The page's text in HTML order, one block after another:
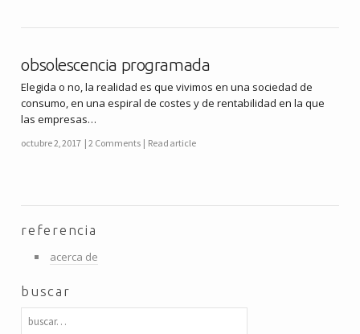
obsolescencia programada
Elegida o no, la realidad es que vivimos en una sociedad de
consumo, en una espiral de costes y de rentabilidad en la que
las empresas…
octubre 2, 2017 2 Comments Read article
referencia
acerca de
buscar